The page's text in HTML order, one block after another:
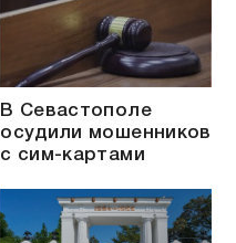
В Севастополе
осудили мошенников
с сим-картами